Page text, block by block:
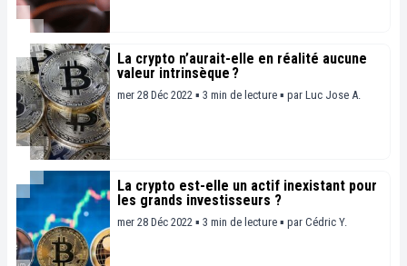
La crypto n’aurait-elle en réalité aucune
valeur intrinsèque ?
mer 28 Déc 2022 ▪ 3 min de lecture ▪ par Luc Jose A.
La crypto est-elle un actif inexistant pour
les grands investisseurs ?
mer 28 Déc 2022 ▪ 3 min de lecture ▪ par Cédric Y.